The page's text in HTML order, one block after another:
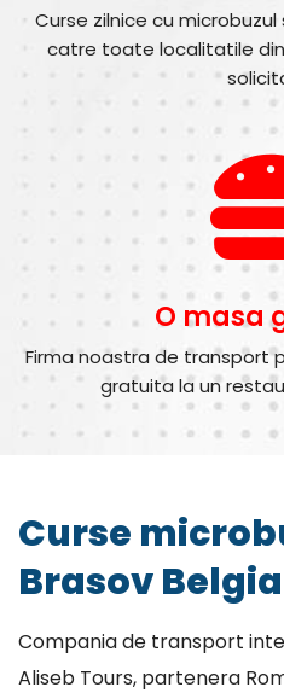
Curse zilnice cu
catre toate localitatile
O masa
Firma noastra de transport
gratuita la un
Curse
Brasov Belgia
Compania de transport
Aliseb Tours, partenera